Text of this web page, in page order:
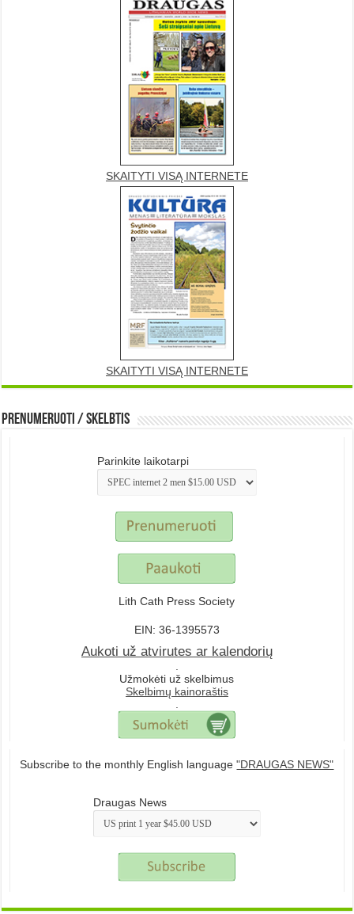
SKAITYTI VISĄ INTERNETE
SKAITYTI VISĄ INTERNETE
Prenumeruoti / Skelbtis
Parinkite laikotarpi
Lith Cath Press Society
EIN: 36-1395573
Aukoti už atvirutes ar kalendorių
Užmokėti už skelbimus
Skelbimų kainoraštis
Subscribe to the monthly English language"DRAUGAS NEWS"
Draugas News